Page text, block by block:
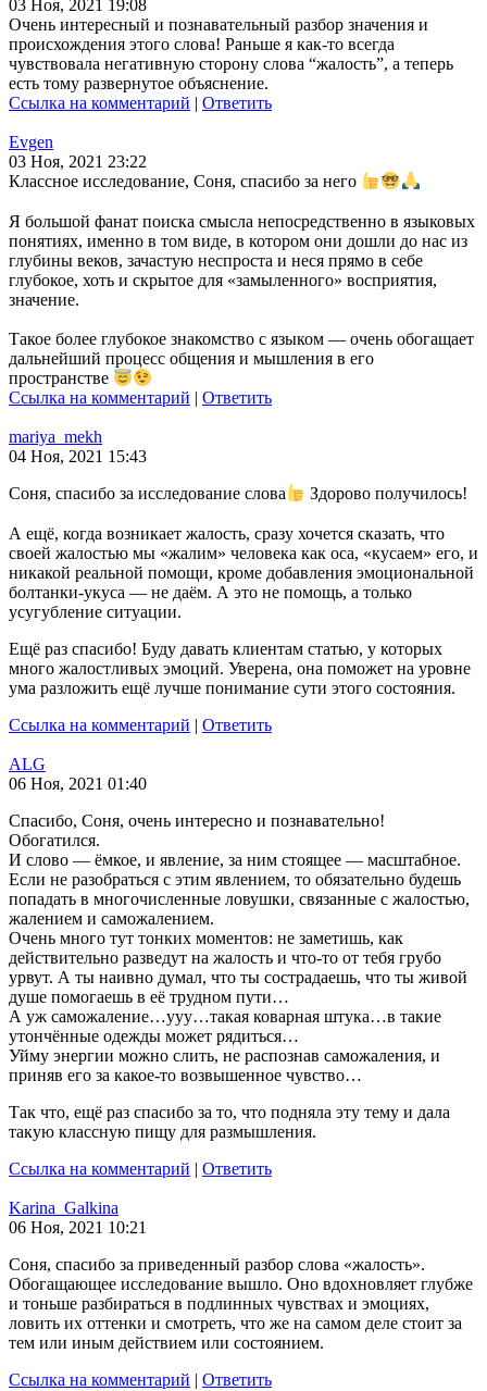
03 Ноя, 2021 19:08
Очень интересный и познавательный разбор значения и
происхождения этого слова! Раньше я как-то всегда
чувствовала негативную сторону слова “жалость”, а теперь
есть тому развернутое объяснение.
Ссылка на комментарий
Ответить
Evgen
03 Ноя, 2021 23:22
Классное исследование, Соня, спасибо за него
Я большой фанат поиска смысла непосредственно в языковых
понятиях, именно в том виде, в котором они дошли до нас из
глубины веков, зачастую неспроста и неся прямо в себе
глубокое, хоть и скрытое для «замыленного» восприятия,
значение.
Такое более глубокое знакомство с языком — очень обогащает
дальнейший процесс общения и мышления в его
пространстве
Ссылка на комментарий | Ответить
mariya_mekh
04 Ноя, 2021 15:43
Соня, спасибо за исследование слова Здорово получилось!
А ещё, когда возникает жалость, сразу хочется сказать, что
своей жалостью мы «жалим» человека как оса, «кусаем» его, и
никакой реальной помощи, кроме добавления эмоциональной
болтанки-укуса — не даём. А это не помощь, а только
усугубление ситуации.
Ещё раз спасибо! Буду давать клиентам статью, у которых
много жалостливых эмоций. Уверена, она поможет на уровне
ума разложить ещё лучше понимание сути этого состояния.
Ссылка на комментарий | Ответить
ALG
06 Ноя, 2021 01:40
Спасибо, Соня, очень интересно и познавательно!
Обогатился.
И слово — ёмкое, и явление, за ним стоящее — масштабное.
Если не разобраться с этим явлением, то обязательно будешь
попадать в многочисленные ловушки, связанные с жалостью,
жалением и саможалением.
Очень много тут тонких моментов: не заметишь, как
действительно разведут на жалость и что-то от тебя грубо
урвут. А ты наивно думал, что ты сострадаешь, что ты живой
душе помогаешь в её трудном пути…
А уж саможаление…ууу…такая коварная штука…в такие
утончённые одежды может рядиться…
Уйму энергии можно слить, не распознав саможаления, и
приняв его за какое-то возвышенное чувство…
Так что, ещё раз спасибо за то, что подняла эту тему и дала
такую классную пищу для размышления.
Ссылка на комментарий | Ответить
Karina_Galkina
06 Ноя, 2021 10:21
Соня, спасибо за приведенный разбор слова «жалость».
Обогащающее исследование вышло. Оно вдохновляет глубже
и тоньше разбираться в подлинных чувствах и эмоциях,
ловить их оттенки и смотреть, что же на самом деле стоит за
тем или иным действием или состоянием.
Ссылка на комментарий | Ответить